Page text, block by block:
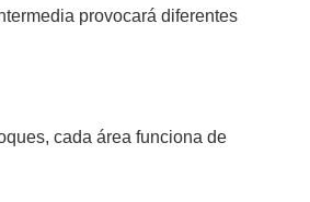
provocará diferentes
cada área funciona de